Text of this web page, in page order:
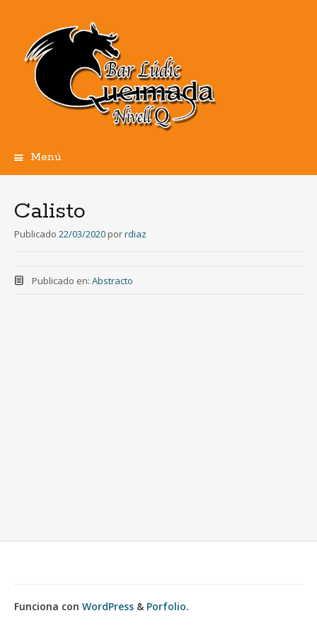
Menú
Calisto
Publicado 22/03/2020 porrdiaz
Publicado en: Abstracto
Funciona con WordPress & Porfolio.